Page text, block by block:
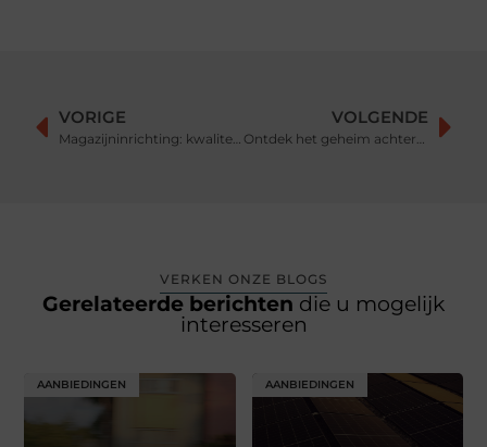
VORIGE
Magazijninrichting: kwaliteit en duurzaamheid in stellingen
VOLGENDE
Ontdek het geheim achter jouw nieuwe comfortabele outfit
VERKEN ONZE BLOGS
Gerelateerde berichten die u mogelijk
interesseren
AANBIEDINGEN AANBIEDINGEN